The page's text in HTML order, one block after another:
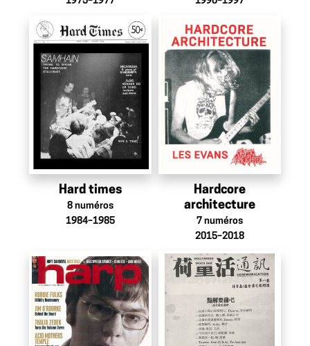
Hard times
8 numéros
1984–1985
Hardcore
architecture
7 numéros
2015–2018